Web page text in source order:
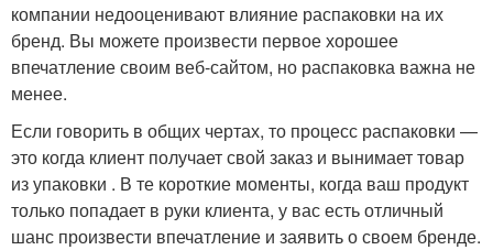
компании недооценивают влияние распаковки на их
бренд. Вы можете произвести первое хорошее
впечатление своим веб-сайтом, но распаковка важна не
менее.
Если говорить в общих чертах, то процесс распаковки —
это когда клиент получает свой заказ и вынимает товар
из упаковки . В те короткие моменты, когда ваш продукт
только попадает в руки клиента, у вас есть отличный
шанс произвести впечатление и заявить о своем бренде.